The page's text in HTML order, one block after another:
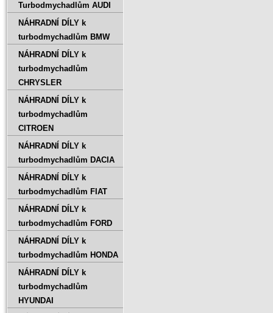
Turbodmychadlům AUDI
NÁHRADNÍ DÍLY k
turbodmychadlům BMW
NÁHRADNÍ DÍLY k
turbodmychadlům
CHRYSLER
NÁHRADNÍ DÍLY k
turbodmychadlům
CITROEN
NÁHRADNÍ DÍLY k
turbodmychadlům DACIA
NÁHRADNÍ DÍLY k
turbodmychadlům FIAT
NÁHRADNÍ DÍLY k
turbodmychadlům FORD
NÁHRADNÍ DÍLY k
turbodmychadlům HONDA
NÁHRADNÍ DÍLY k
turbodmychadlům
HYUNDAI